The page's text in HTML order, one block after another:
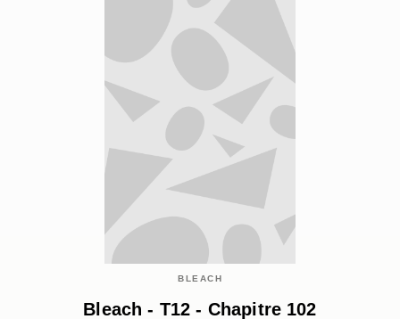
BLEACH
Bleach - T12 - Chapitre 102